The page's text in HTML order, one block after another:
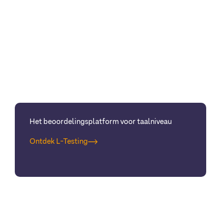
Het beoordelingsplatform voor taalniveau
Ontdek L-Testing